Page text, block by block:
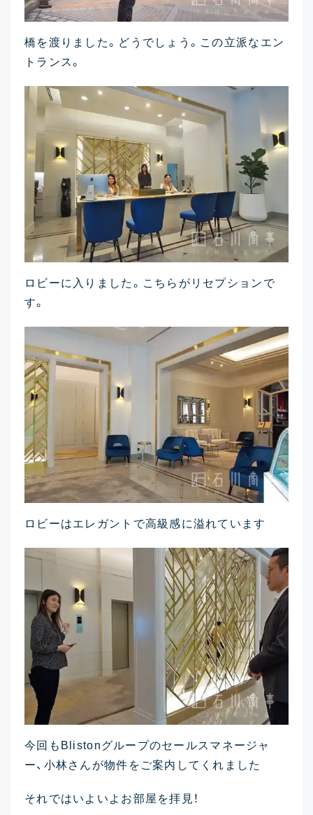
橋を渡りました。どうでしょう。この立派なエン
トランス。
ロビーに入りました。こちらがリセプションで
す。
ロビーはエレガントで高級感に溢れています
今回もBlistonグループのセールスマネージャ
ー、小林さんが物件をご案内してくれました
それではいよいよお部屋を拝見！